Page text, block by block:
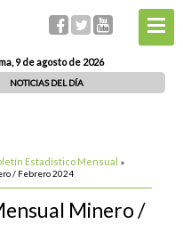
9 de agosto de 2026
NOTICIAS DEL DÍA
Estadístico Mensual »
/ Febrero 2024
Minero /